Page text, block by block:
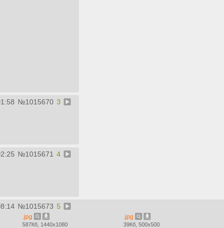
№1015670 3
№1015671 4
№1015673 5
.jpg
587Кб, 1440x1080
.jpg
39Кб, 500x500